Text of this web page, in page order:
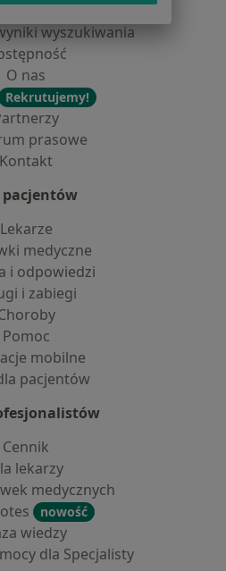
cookies
wyszukiwania
O nas
Rekrutujemy!
prasowe
Kontakt
pacjentów
Lekarze
medyczne
i odpowiedzi
i zabiegi
Pomoc
mobilne
pacjentów
Cennik
lekarzy
medycznych
nowość
wiedzy
dla Specjalisty